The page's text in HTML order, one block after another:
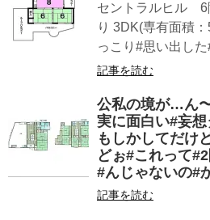
セントラルヒル 6
り 3DK(専有面積
っこり#思い出し
記事を読む
公私の境が…ん
実に面白い#妄
もしかしてだけ
どぉ#これって
#んじゃないの#
記事を読む